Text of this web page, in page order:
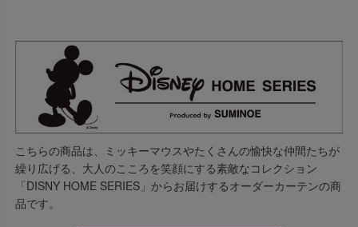
こちらの商品は、ミッキーマウスやたくさんの愉快な仲間たちが
繰り広げる、大人のこころを笑顔にする素敵なコレクション
「DISNY HOME SERIES」からお届けするオーダーカーテンの商
品です。